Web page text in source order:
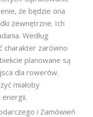
że będzie ona
zewnętrzne. Ich
Według
charakter zarówno
planowane są
dla rowerów.
miałoby
energii.
i Zamówień